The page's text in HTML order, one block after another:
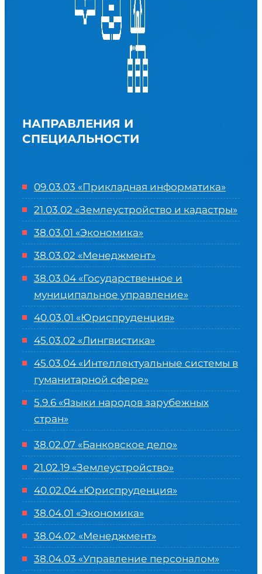
НАПРАВЛЕНИЯ И
СПЕЦИАЛЬНОСТИ
09.03.03 «Прикладная информатика»
21.03.02 «Землеустройство и кадастры»
38.03.01 «Экономика»
38.03.02 «Менеджмент»
38.03.04 «Государственное и
муниципальное управление»
40.03.01 «Юриспруденция»
45.03.02 «Лингвистика»
45.03.04 «Интеллектуальные системы в
гуманитарной сфере»
5.9.6 «Языки народов зарубежных
стран»
38.02.07 «Банковское дело»
21.02.19 «Землеустройство»
40.02.04 «Юриспруденция»
38.04.01 «Экономика»
38.04.02 «Менеджмент»
38.04.03 «Управление персоналом»